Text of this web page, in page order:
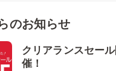
のお知らせ
クリアランスセール
催！